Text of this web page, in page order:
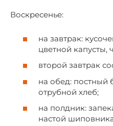
Воскресенье:
на завтрак:
цветной капусты,
второй завтрак
на обед: постный
отрубной хлеб;
на полдник:
настой